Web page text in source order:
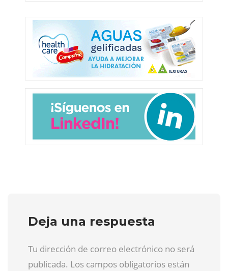
Deja una respuesta
Tu dirección de correo electrónico no será
publicada. Los campos obligatorios están